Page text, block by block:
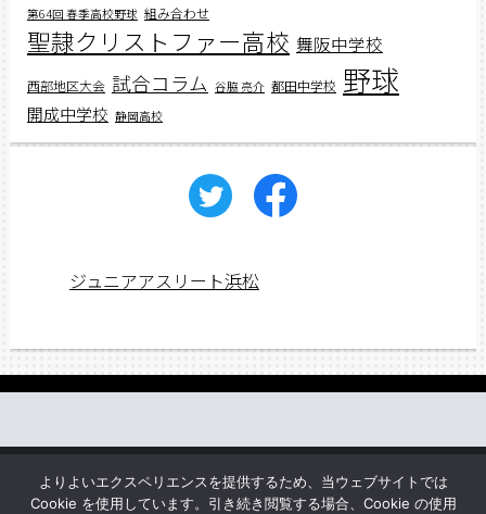
第64回 春季高校野球 組み合わせ
聖隷クリストファー高校 舞阪中学校
西部地区大会 試合コラム 谷脇 亮介 都田中学校 野球
開成中学校 静岡高校
ジュニアアスリート浜松
お問い合わせ
よりよいエクスペリエンスを提供するため、当ウェブサイトでは
Cookie を使用しています。引き続き閲覧する場合、Cookie の使用